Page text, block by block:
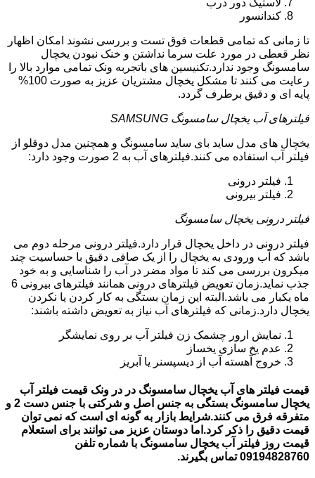
کندانسور
تا زمانی که تمامی قطعات فوق تست و بررسی نشوند امکان اظهار
نظر قعطی در مورد علت سرما نداشتن و خنک نبودن یخچال
سامسونگ وجود ندارد.تکنیسین های باتجربه ونک تمامی موارد بالا را
رعایت می کنند تا مشکل یخچال مشتریان عزیز به صورت 100%
پایه ای و دقیق برطرف گردد.
فیلترهای آب یخچال سامسونگ SAMSUNG
یخچال های مدل ساید بای ساید سامسونگ و همچنین مدل دوقلو از
فیلتر آب استفاده می کنند.فیلترهای آب به 2 صورت وجود دارد:
فیلتر درونی
فیلتر بیرونی
فیلتر درونی یخچال سامسونگ
فیلتر درونی در داخل یخچال قرار دارد.فیلتر درونی مرحله دوم می
باشد که آب ورودی به یخچال را از یک صافی دقیق با حساسیت چند
میکرون بررسی می کند تا مواد مضر در آب را شناسایی و به خود
جذب نماید.زمان تعویض فیلترهای درونی همانند فیلترهای بیرونی 6
ماه یکبار می باشد.البته این زمان بستگی به کار کردن یا نکردن
یخچال دارد.زمانی که فیلترهای آب نیاز به تعویض داشته باشند:
نمایش ارور چشمک زن فیلتر آب بر روی نمایشگر
عدم یخ سازی یخساز
خروج آهسته آب از دیسپسنر یا آبریز
قیمت فیلتر های آب یخچال سامسونگ در در ونک قیمت فیلتر آب
یخچال سامسونگ بستگی به جنس اصل و شرکتی با جنس دست 2 و
متفرقه فرق می کنند.شرایط بازار به گونه ای است که نمی توان
قیمت دقیق را ذکر کرد.اما دوستان عزیز می توانند برای استعلام
قیمت روز فیلتر آب یخچال سامسونگ با شماره تلفن
09194828760 تماس بگیرند.